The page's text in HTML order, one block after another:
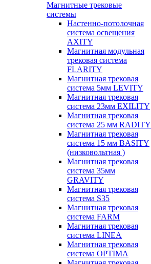
Магнитные трековые
системы
Настенно-потолочная
система освещения
AXITY
Магнитная модульная
трековая система
FLARITY
Магнитная трековая
система 5мм LEVITY
Магнитная трековая
система 23мм EXILITY
Магнитная трековая
система 25 мм RADITY
Магнитная трековая
система 15 мм BASITY
(низковольтная )
Магнитная трековая
система 35мм
GRAVITY
Магнитная трековая
система S35
Магнитная трековая
система FARM
Магнитная трековая
система LINEA
Магнитная трековая
система OPTIMA